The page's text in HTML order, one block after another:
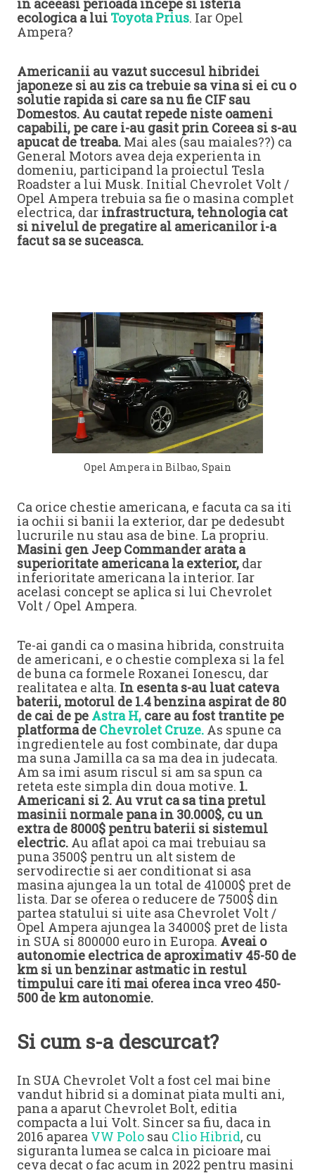
in aceeasi perioada incepe si isteria
ecologica a lui Toyota Prius. Iar Opel
Ampera?
Americanii au vazut succesul hibridei
japoneze si au zis ca trebuie sa vina si ei cu o
solutie rapida si care sa nu fie CIF sau
Domestos. Au cautat repede niste oameni
capabili, pe care i-au gasit prin Coreea si s-au
apucat de treaba. Mai ales (sau maiales??) ca
General Motors avea deja experienta in
domeniu, participand la proiectul Tesla
Roadster a lui Musk. Initial Chevrolet Volt /
Opel Ampera trebuia sa fie o masina complet
electrica, dar infrastructura, tehnologia cat
si nivelul de pregatire al americanilor i-a
facut sa se suceasca.
Opel Ampera in Bilbao, Spain
Ca orice chestie americana, e facuta ca sa iti
ia ochii si banii la exterior, dar pe dedesubt
lucrurile nu stau asa de bine. La propriu.
Masini gen Jeep Commander arata a
superioritate americana la exterior, dar
inferioritate americana la interior. Iar
acelasi concept se aplica si lui Chevrolet
Volt / Opel Ampera.
Te-ai gandi ca o masina hibrida, construita
de americani, e o chestie complexa si la fel
de buna ca formele Roxanei Ionescu, dar
realitatea e alta. In esenta s-au luat cateva
baterii, motorul de 1.4 benzina aspirat de 80
de cai de pe Astra H, care au fost trantite pe
platforma de Chevrolet Cruze. As spune ca
ingredientele au fost combinate, dar dupa
ma suna Jamilla ca sa ma dea in judecata.
Am sa imi asum riscul si am sa spun ca
reteta este simpla din doua motive. 1.
Americani si 2. Au vrut ca sa tina pretul
masinii normale pana in 30.000$, cu un
extra de 8000$ pentru baterii si sistemul
electric. Au aflat apoi ca mai trebuiau sa
puna 3500$ pentru un alt sistem de
servodirectie si aer conditionat si asa
masina ajungea la un total de 41000$ pret de
lista. Dar se oferea o reducere de 7500$ din
partea statului si uite asa Chevrolet Volt /
Opel Ampera ajungea la 34000$ pret de lista
in SUA si 800000 euro in Europa. Aveai o
autonomie electrica de aproximativ 45-50 de
km si un benzinar astmatic in restul
timpului care iti mai oferea inca vreo 450-
500 de km autonomie.
Si cum s-a descurcat?
In SUA Chevrolet Volt a fost cel mai bine
vandut hibrid si a dominat piata multi ani,
pana a aparut Chevrolet Bolt, editia
compacta a lui Volt. Sincer sa fiu, daca in
2016 aparea VW Polo sau Clio Hibrid, cu
siguranta lumea se calca in picioare mai
ceva decat o fac acum in 2022 pentru masini